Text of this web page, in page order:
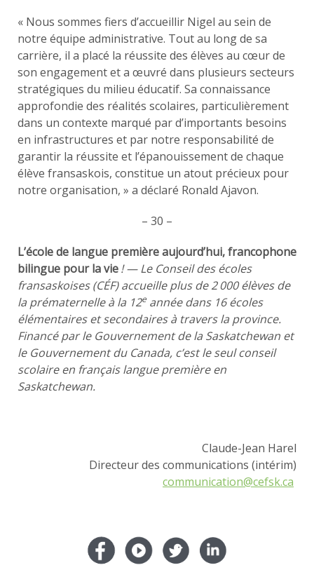
« Nous sommes fiers d’accueillir Nigel au sein de
notre équipe administrative. Tout au long de sa
carrière, il a placé la réussite des élèves au cœur de
son engagement et a œuvré dans plusieurs secteurs
stratégiques du milieu éducatif. Sa connaissance
approfondie des réalités scolaires, particulièrement
dans un contexte marqué par d’importants besoins
en infrastructures et par notre responsabilité de
garantir la réussite et l’épanouissement de chaque
élève fransaskois, constitue un atout précieux pour
notre organisation, » a déclaré Ronald Ajavon.
– 30 –
L’école de langue première aujourd’hui, francophone
bilingue pour la vie!— Le Conseil des écoles
fransaskoises (CÉF) accueille plus de 2 000 élèves de
la prématernelle à la 12e année dans 16 écoles
élémentaires et secondaires à travers la province.
Financé par le Gouvernement de la Saskatchewan et
le Gouvernement du Canada, c’est le seul conseil
scolaire en français langue première en
Saskatchewan.
Claude-Jean Harel
Directeur des communications (intérim)
communication@cefsk.ca